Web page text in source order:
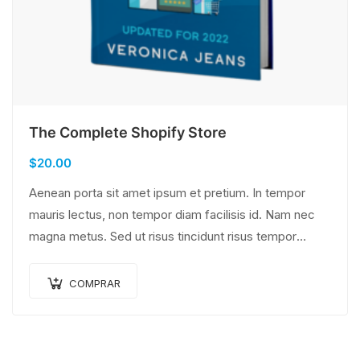
The Complete Shopify Store
$20.00
Aenean porta sit amet ipsum et pretium. In tempor
mauris lectus, non tempor diam facilisis id. Nam nec
magna metus. Sed ut risus tincidunt risus tempor
COMPRAR